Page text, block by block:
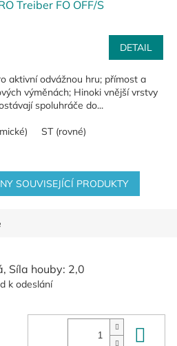
Treiber FO OFF/S
DETAIL
aktivní odvážnou hru; přímost a
výměnách; Hinoki vnější vrstvy
spoluhráče do...
ST (rovné)
SOUVISEJÍCÍ PRODUKTY
Síla houby: 2,0
k odeslání